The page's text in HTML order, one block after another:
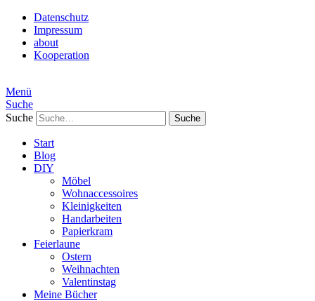
Datenschutz
Impressum
about
Kooperation
Menü
Suche
Suche
Start
Blog
DIY
Möbel
Wohnaccessoires
Kleinigkeiten
Handarbeiten
Papierkram
Feierlaune
Ostern
Weihnachten
Valentinstag
Meine Bücher